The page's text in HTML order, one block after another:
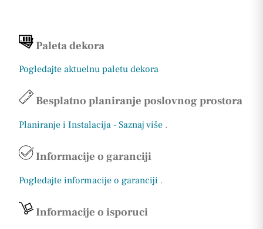
Paleta dekora
Pogledajte aktuelnu paletu dekora
Besplatno planiranje poslovnog prostora
Planiranje i Instalacija - Saznaj više .
Informacije o garanciji
Pogledajte informacije o garanciji .
Informacije o isporuci